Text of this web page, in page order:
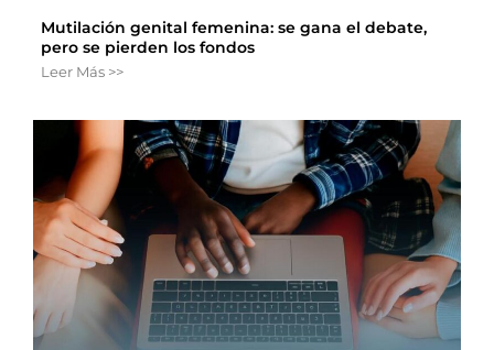
Mutilación genital femenina: se gana el debate,
pero se pierden los fondos
Leer Más >>